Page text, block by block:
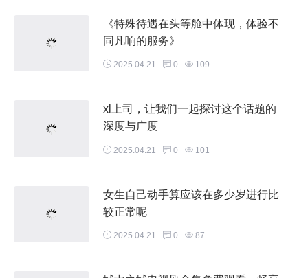
《特殊待遇在头等舱中体现，体验不
同凡响的服务》
2025.04.21 0 109
xl上司，让我们一起探讨这个话题的
深度与广度
2025.04.21 0 101
女生自己动手算应该在多少岁进行比
较正常呢
2025.04.21 0 87